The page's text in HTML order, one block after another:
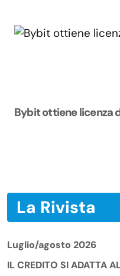
Bybit ottiene licenza
La Rivista
Luglio/agosto 2026
IL CREDITO SI ADATTA